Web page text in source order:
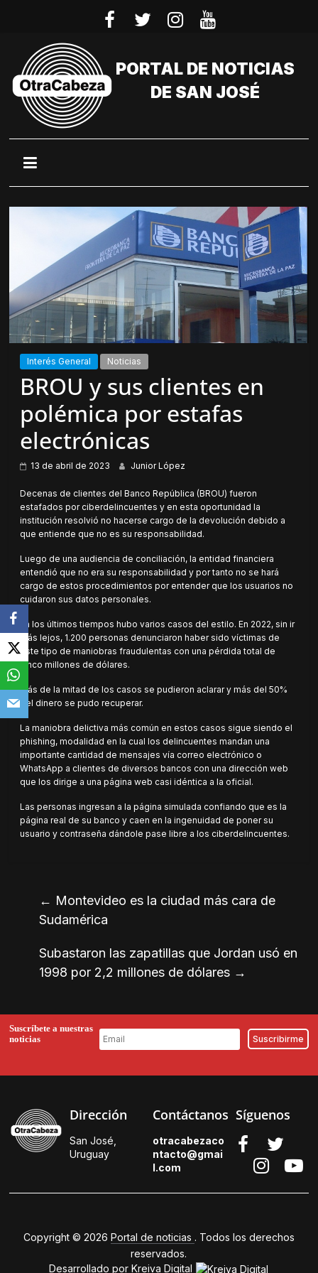
PORTAL DE NOTICIAS
DE SAN JOSÉ
Interés General Noticias
BROU y sus clientes en
polémica por estafas
electrónicas
13 de abril de 2023 Junior López
Decenas de clientes del Banco República (BROU) fueron
estafados por ciberdelincuentes y en esta oportunidad la
institución resolvió no hacerse cargo de la devolución debido a
que entiende que no es su responsabilidad.
Luego de una audiencia de conciliación, la entidad financiera
entendió que no era su responsabilidad y por tanto no se hará
cargo de estos procedimientos por entender que los usuarios no
cuidaron sus datos personales.
En los últimos tiempos hubo varios casos del estilo. En 2022, sin ir
más lejos, 1.200 personas denunciaron haber sido víctimas de
este tipo de maniobras fraudulentas con una pérdida total de
cinco millones de dólares.
Más de la mitad de los casos se pudieron aclarar y más del 50%
del dinero se pudo recuperar.
La maniobra delictiva más común en estos casos sigue siendo el
phishing, modalidad en la cual los delincuentes mandan una
importante cantidad de mensajes vía correo electrónico o
WhatsApp a clientes de diversos bancos con una dirección web
que los dirige a una página web casi idéntica a la oficial.
Las personas ingresan a la página simulada confiando que es la
página real de su banco y caen en la ingenuidad de poner su
usuario y contraseña dándole pase libre a los ciberdelincuentes.
← Montevideo es la ciudad más cara de
Sudamérica
Subastaron las zapatillas que Jordan usó en
1998 por 2,2 millones de dólares →
Suscríbete a nuestras
noticias
Dirección
San José,
Uruguay
Contáctanos
otracabezaco
ntacto@gmai
l.com
Síguenos
Copyright © 2026 Portal de noticias . Todos los derechos
reservados.
Desarrollado porKreiva Digital